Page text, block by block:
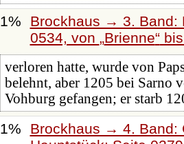
1%
Brockhaus → 3. Band:
0534, von Brienne
verloren hatte, wurde von
belehnt, aber 1205 bei Sarno
Vohburg gefangen; er starb
1%
Brockhaus → 4. Band: